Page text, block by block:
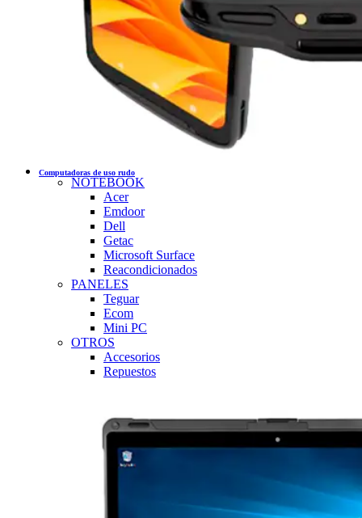
Computadoras de uso rudo
NOTEBOOK
Acer
Emdoor
Dell
Getac
Microsoft Surface
Reacondicionados
PANELES
Teguar
Ecom
Mini PC
OTROS
Accesorios
Repuestos